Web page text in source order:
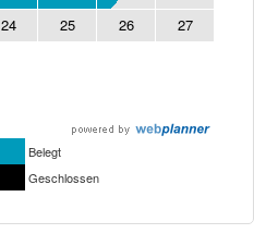
24 25 26
27
Belegt
Geschlossen